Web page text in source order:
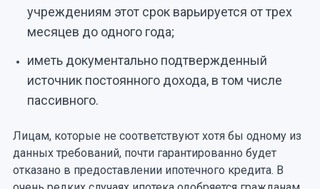
учреждениям этот срок варьируется от трех
месяцев до одного года;
иметь документально подтвержденный
источник постоянного дохода, в том числе
пассивного.
Лицам, которые не соответствуют хотя бы одному из
данных требований, почти гарантированно будет
отказано в предоставлении ипотечного кредита. В